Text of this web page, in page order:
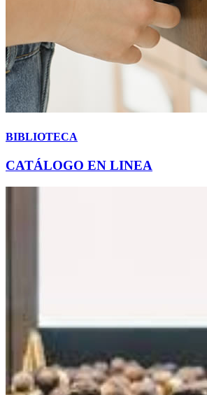
BIBLIOTECA
CATÁLOGO EN LINEA